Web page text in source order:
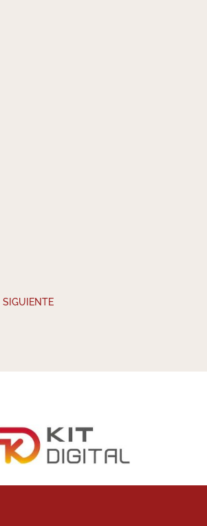
SIGUIENTE